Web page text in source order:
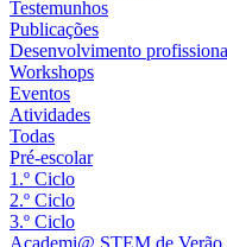
Testemunhos
Publicações
Desenvolvimento
Workshops
Eventos
Atividades
Todas
Pré-escolar
1.º Ciclo
2.º Ciclo
3.º Ciclo
Academi@ STEM de Verão